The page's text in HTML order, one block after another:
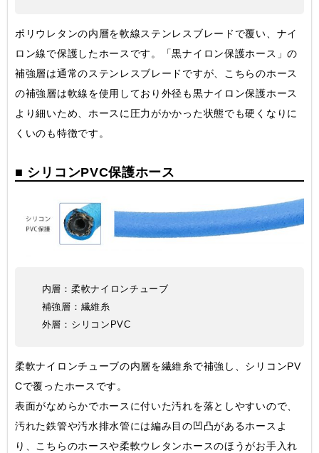
ポリウレタンの内層を軟線ステンレスブレードで覆い、ナイ
ロン線で保護したホースです。「黒ナイロン保護ホース」の
補強層は通常のステンレスブレードですが、こちらのホース
の補強層は軟線を使用しており外径も黒ナイロン保護ホース
より細いため、ホースに圧力がかかった状態でも硬くなりに
くいのも特徴です。
■ シリコンPVC保護ホース
内層：柔軟ナイロンチューブ
補強層：繊維糸
外層：シリコンPVC
柔軟ナイロンチューブの内層を繊維糸で補強し、シリコンPV
Cで覆ったホースです。
表面がなめらかでホースに付いた汚れを落としやすいので、
汚れた鉄管や汚水排水管には編み目の凹凸があるホースよ
り、こちらのホースや柔軟ウレタンホースのほうがお手入れ